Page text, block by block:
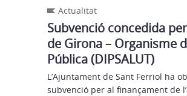
Actualitat
Subvenció concedida
de Girona – Organisme
Pública (DIPSALUT)
L’Ajuntament de Sant Ferriol ha
subvenció per al finançament de